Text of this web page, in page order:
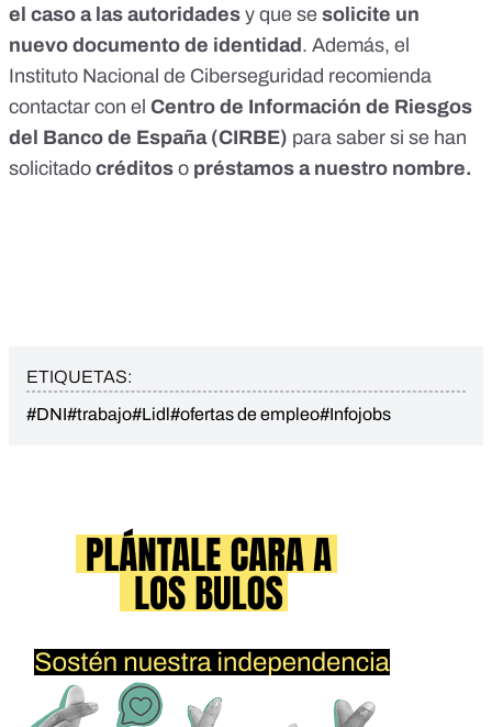
el caso a las autoridades y que se solicite un
nuevo documento de identidad . Además, el
Instituto Nacional de Ciberseguridad recomienda
contactar con el Centro de Información de Riesgos
del Banco de España (CIRBE) para saber si se han
solicitado créditos o préstamos a nuestro nombre.
ETIQUETAS:
#DNI#trabajo#Lidl#ofertas de empleo#Infojobs